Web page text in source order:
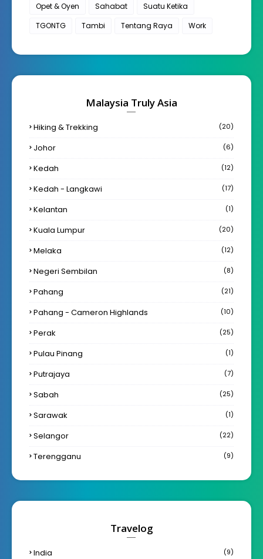
Opet & Oyen
Sahabat
Suatu Ketika
TGONTG
Tambi Tentang Raya Work
Malaysia Truly Asia
Hiking & Trekking (20)
Johor (6)
Kedah (12)
Kedah - Langkawi (17)
Kelantan (1)
Kuala Lumpur (20)
Melaka (12)
Negeri Sembilan (8)
Pahang (21)
Pahang - Cameron Highlands (10)
Perak (25)
Pulau Pinang (1)
Putrajaya (7)
Sabah (25)
Sarawak (1)
Selangor (22)
Terengganu (9)
Travelog
India (9)